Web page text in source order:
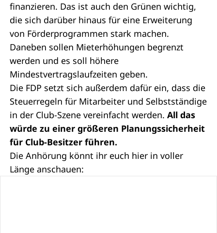
finanzieren. Das ist auch den Grünen wichtig,
die sich darüber hinaus für eine Erweiterung
von Förderprogrammen stark machen.
Daneben sollen Mieterhöhungen begrenzt
werden und es soll höhere
Mindestvertragslaufzeiten geben.
Die FDP setzt sich außerdem dafür ein, dass die
Steuerregeln für Mitarbeiter und Selbstständige
in der Club-Szene vereinfacht werden. All das
würde zu einer größeren Planungssicherheit
für Club-Besitzer führen.
Die Anhörung könnt ihr euch hier in voller
Länge anschauen: